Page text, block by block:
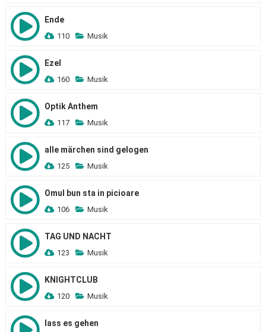
Ende
110 Musik
Ezel
160 Musik
Optik Anthem
117 Musik
alle märchen sind gelogen
125 Musik
Omul bun sta in picioare
106 Musik
TAG UND NACHT
123 Musik
KNIGHTCLUB
120 Musik
lass es gehen